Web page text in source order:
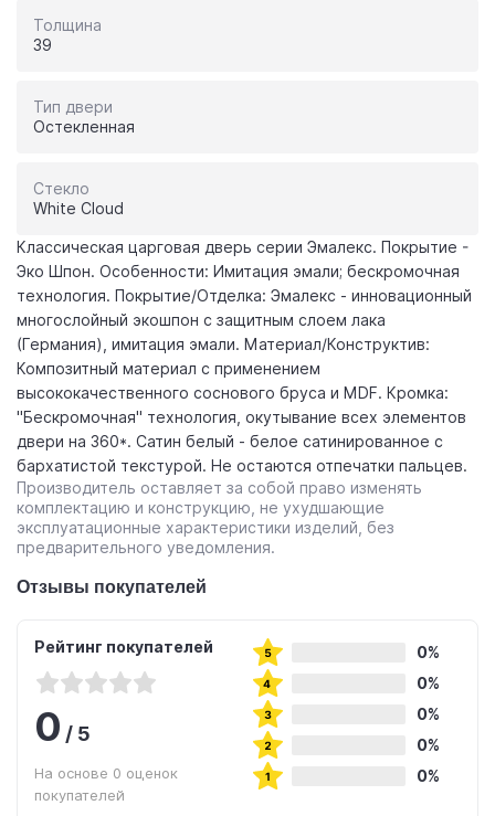
Толщина
39
Тип двери
Остекленная
Стекло
White Cloud
Классическая царговая дверь cерии Эмалекс. Покрытие -
Эко Шпон. Особенности: Имитация эмали; бескромочная
технология. Покрытие/Отделка: Эмалекс - инновационный
многослойный экошпон с защитным слоем лака
(Германия), имитация эмали. Материал/Конструктив:
Композитный материал с применением
высококачественного соснового бруса и MDF. Кромка:
"Бескромочная" технология, окутывание всех элементов
двери на 360*. Сатин белый - белое сатинированное с
бархатистой текстурой. Не остаются отпечатки пальцев.
Производитель оставляет за собой право изменять
комплектацию и конструкцию, не ухудшающие
эксплуатационные характеристики изделий, без
предварительного уведомления.
Отзывы покупателей
Рейтинг покупателей
0/5
На основе 0 оценок
покупателей
0%
0%
0%
0%
0%